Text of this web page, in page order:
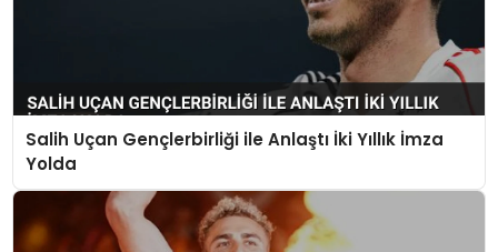
Salih Uçan Gençlerbirliği ile Anlaştı İki Yıllık İmza
Yolda